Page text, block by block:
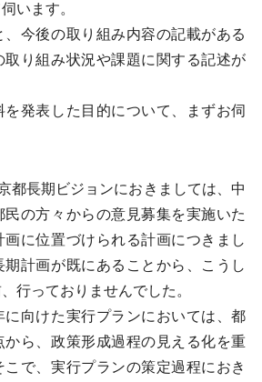
います。
今後の取り組み内容の記載がある
取り組み状況や課題に関する記述が
発表した目的について、まずお伺
長期ビジョンにおきましては、中
民の方々からの意見募集を実施いた
画に位置づけられる計画につきまし
期計画が既にあることから、こうし
行っておりませんでした。
向けた実行プランにおいては、都
から、政策形成過程の見える化を重
で、実行プランの策定過程におき